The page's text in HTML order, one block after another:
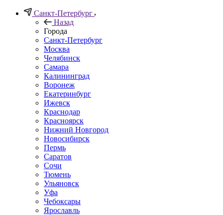
Санкт-Петербург
Назад
Города
Санкт-Петербург
Москва
Челябинск
Самара
Калининград
Воронеж
Екатеринбург
Ижевск
Краснодар
Красноярск
Нижний Новгород
Новосибирск
Пермь
Саратов
Сочи
Тюмень
Ульяновск
Уфа
Чебоксары
Ярославль